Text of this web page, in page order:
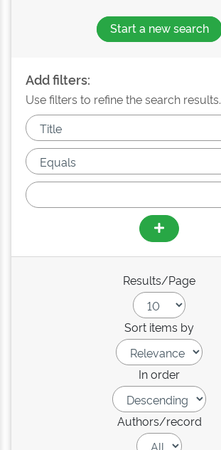
Start a new search
Add filters:
Use filters to refine the search results.
Results/Page
Sort items by
In order
Authors/record